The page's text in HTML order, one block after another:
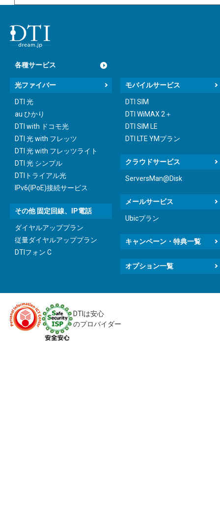
各種サービス
光ファイバー
DTI 光
au ひかり
DTI with ドコモ光
DTI 光 with フレッツ
DTI 光 with フレッツライト
DTI 光 シンプル
DTIトライアル光
IPv6(IPoE)接続サービス
その他 固定回線、IP電話
ダイヤルアッププラン
従量ダイヤルアッププラン
DTIフォン C
モバイルサービス
DTI SIM
DTI WiMAX 2＋
DTI SIM LE
DTI LTE YMプラン
クラウドサービス
ServersMan@Disk
メールサービス
Ubicプラン
キャンペーン・特典一覧
オプション一覧
DTIは安心
のプロバイダー